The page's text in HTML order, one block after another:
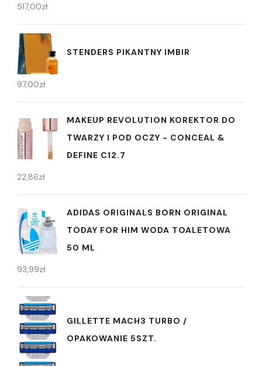
517,00zł
STENDERS PIKANTNY IMBIR
97,00zł
MAKEUP REVOLUTION KOREKTOR DO
TWARZY I POD OCZY - CONCEAL &
DEFINE C12.7
22,86zł
ADIDAS ORIGINALS BORN ORIGINAL
TODAY FOR HIM WODA TOALETOWA
50 ML
93,99zł
GILLETTE MACH3 TURBO /
OPAKOWANIE 5SZT.